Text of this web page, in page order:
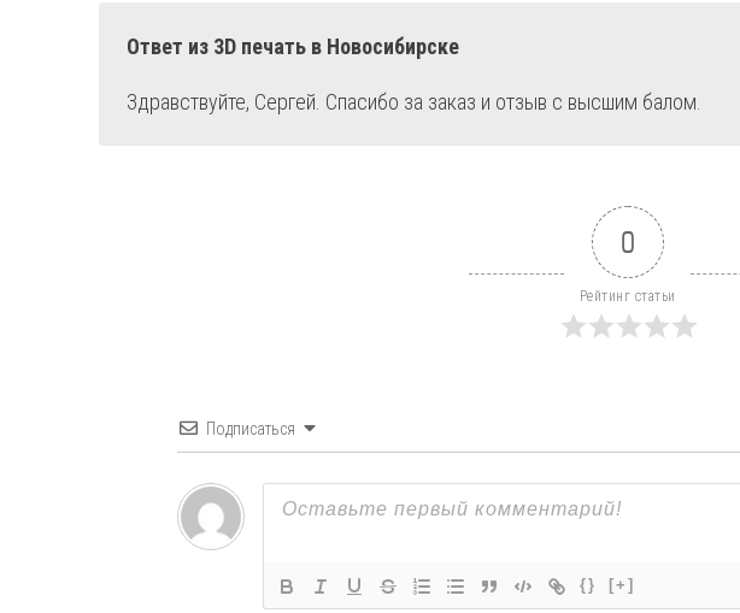
Ответ из 3D печать в Новосибирске
Здравствуйте, Сергей. Спасибо за заказ и отзыв с высшим балом.
0
Рейтинг статьи
Подписаться
{} [+]